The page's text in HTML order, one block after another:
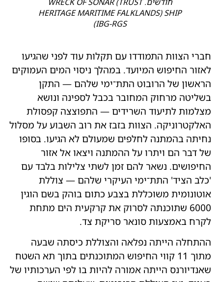
HERITAGE MARITIME FALKLANDS) SHIP
(IBG-RGS
חברי הצוות התמודדו עם תקלות עוד לפני שהגיעו
לאזור החיפוש המיועד. במהלך ניסוי המים העמוקים
הראשון של הרובוט התת־ימי שלהם — התקן
בשליטה מרחוק המחובר בכבל לספינה ונושא
מצלמות לתיעוד השרידים — התפוצצה קפסולת
האלקטרוניקה. הצוות בזבז את רוב השבוע על מסלול
נחיתה בהמתנה לחלפים שמעולם לא הגיעו. בסופו
של דבר הם ויתרו על ההמתנה ויצאו אל אזור
החיפושים. נשאר להם זמן לשתי צלילות בלבד עם
'כלב הציד' התת־ימי העיקרי שלהם — צוללת
אוטונומית משוכללת בצבע כתום בוהק בשם הוגין
6000 שתוכנתה לסרוק את קרקעית הים מתחת
לקרח באמצעות סונאר סריקת צד.
ההתחלה הייתה נפלאה והצוללת כיסתה שבעה
מתוך 11 קווי החיפוש המתוכנתים בתוך תא השטח
שאנדיורנס הייתה אמורה להיות בו לפי הערכותיו של